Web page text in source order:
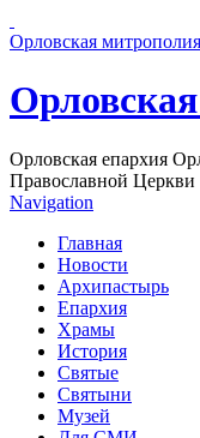
Орловская митрополия
Орловская епархия
Православной Церкви
Navigation
Главная
Новости
Архипастырь
Епархия
Храмы
История
Святые
Святыни
Музей